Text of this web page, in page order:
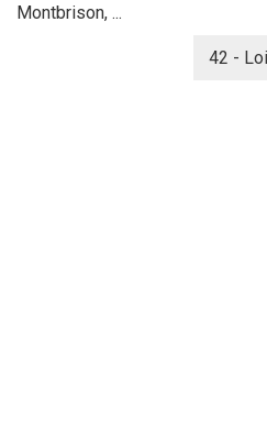
Montbrison, ...